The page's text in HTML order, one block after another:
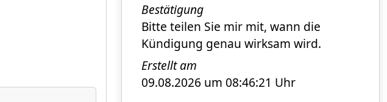
Bestätigung
Bitte teilen Sie mir mit, wann die
Kündigung genau wirksam wird.
Erstellt am
09.08.2026 um 08:46:21 Uhr